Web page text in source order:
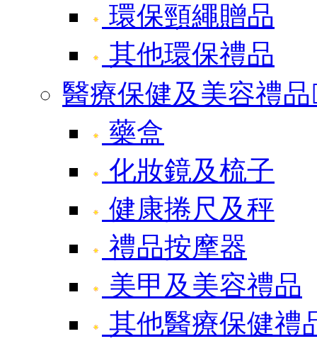
環保頸繩贈品
其他環保禮品
醫療保健及美容禮品
藥盒
化妝鏡及梳子
健康捲尺及秤
禮品按摩器
美甲及美容禮品
其他醫療保健禮